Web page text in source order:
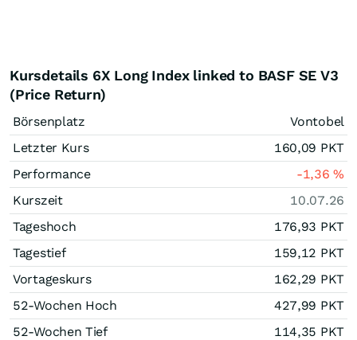
Kursdetails 6X Long Index linked to BASF SE V3
(Price Return)
Börsenplatz
Vontobel
Letzter Kurs
160,09 PKT
Performance
-1,36%
Kurszeit
10.07.26
Tageshoch
176,93 PKT
Tagestief
159,12 PKT
Vortageskurs
162,29 PKT
52-Wochen Hoch
427,99 PKT
52-Wochen Tief
114,35 PKT